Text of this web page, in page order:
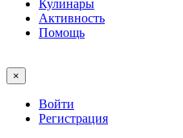
Кулинары
Активность
Помощь
×
Войти
Регистрация